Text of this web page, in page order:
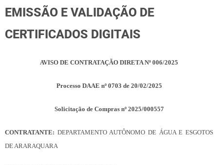
EMISSÃO E VALIDAÇÃO DE
CERTIFICADOS DIGITAIS
AVISO DE CONTRATAÇÃO DIRETA Nº 006/2025
Processo DAAE nº 0703 de 20/02/2025
Solicitação de Compras nº 2025/000557
CONTRATANTE: DEPARTAMENTO AUTÔNOMO DE ÁGUA E ESGOTOS
DE ARARAQUARA